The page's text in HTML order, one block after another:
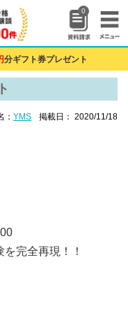
0
分ギフト券プレゼント
： YMS 掲載日： 2020/11/18
完全再現！！